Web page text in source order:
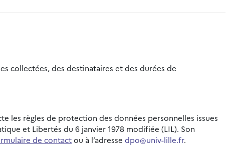
collectées, des destinataires et des durées de
les règles de protection des données personnelles issues
et Libertés du 6 janvier 1978 modifiée (LIL). Son
de contactou à l’adresse dpo@univ-lille.fr.